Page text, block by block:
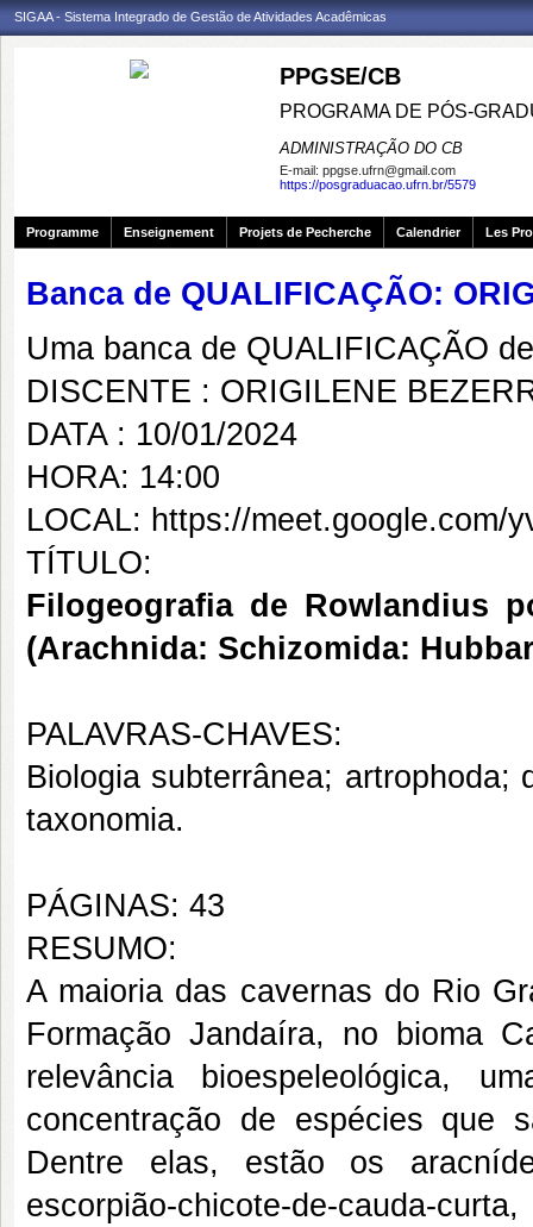
SIGAA - Sistema Integrado de Gestão de Atividades Acadêmicas
PPGSE/CB
PROGRAMA DE PÓS-
ADMINISTRAÇÃO DO CB
E-mail: ppgse.ufrn@gmail.com
https://posgraduacao.ufrn.br/5579
Programme Enseignement Projets de Pecherche Calendrier Les
Banca de QUALIFICAÇÃO:
Uma banca de QUALIFICAÇÃO
DISCENTE : ORIGILENE
DATA : 10/01/2024
HORA: 14:00
LOCAL: https://meet.google.com/
TÍTULO:
Filogeografia de Rowlandius
(Arachnida: Schizomida:
PALAVRAS-CHAVES:
Biologia subterrânea; artrophoda;
taxonomia.
PÁGINAS: 43
RESUMO:
A maioria das cavernas do Rio
Formação Jandaíra, no bioma
relevância bioespeleológica,
concentração de espécies que
Dentre elas, estão os
escorpião-chicote-de-cauda-